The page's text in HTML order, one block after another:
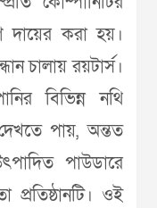
দায়ের করা হয়।
চালায় রয়টার্স।
বিভিন্ন নথি
দেখতে পায়, অন্তত
পাউডারে
ওই